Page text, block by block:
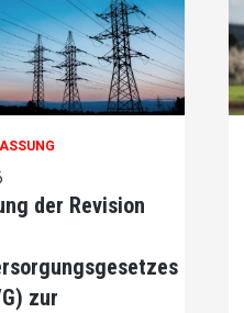
der Revision
zur